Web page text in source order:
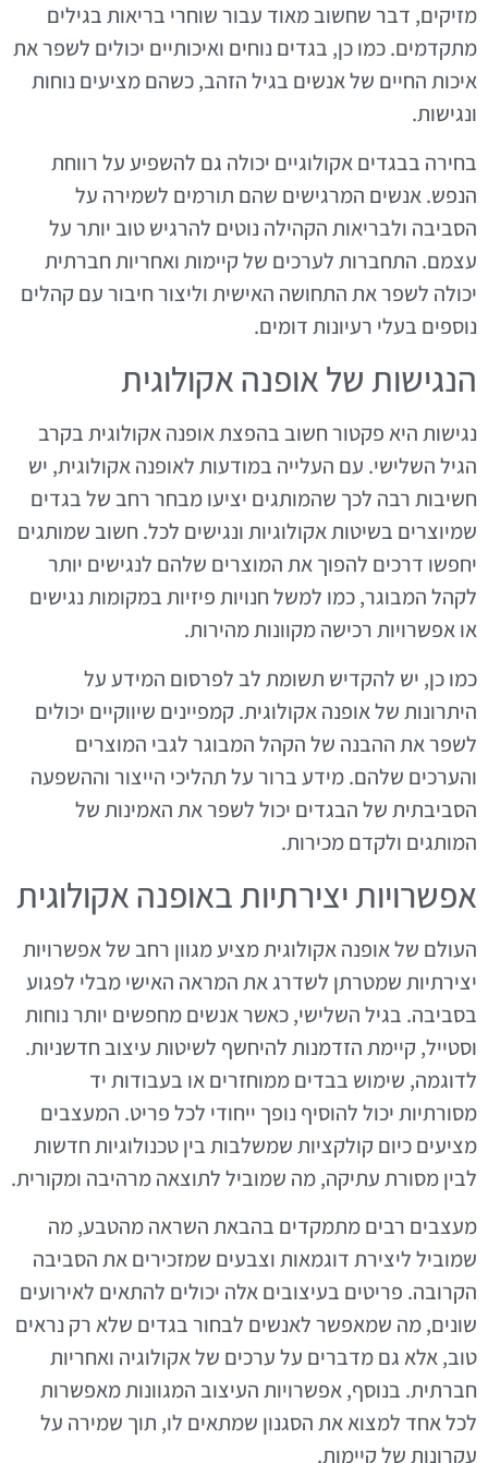
מזיקים, דבר שחשוב מאוד עבור שוחרי בריאות בגילים
מתקדמים. כמו כן, בגדים נוחים ואיכותיים יכולים לשפר את
איכות החיים של אנשים בגיל הזהב, כשהם מציעים נוחות
ונגישות.
בחירה בבגדים אקולוגיים יכולה גם להשפיע על רווחת
הנפש. אנשים המרגישים שהם תורמים לשמירה על
הסביבה ולבריאות הקהילה נוטים להרגיש טוב יותר על
עצמם. התחברות לערכים של קיימות ואחריות חברתית
יכולה לשפר את התחושה האישית וליצור חיבור עם קהלים
נוספים בעלי רעיונות דומים.
הנגישות של אופנה אקולוגית
נגישות היא פקטור חשוב בהפצת אופנה אקולוגית בקרב
הגיל השלישי. עם העלייה במודעות לאופנה אקולוגית, יש
חשיבות רבה לכך שהמותגים יציעו מבחר רחב של בגדים
שמיוצרים בשיטות אקולוגיות ונגישים לכל. חשוב שמותגים
יחפשו דרכים להפוך את המוצרים שלהם לנגישים יותר
לקהל המבוגר, כמו למשל חנויות פיזיות במקומות נגישים
או אפשרויות רכישה מקוונות מהירות.
כמו כן, יש להקדיש תשומת לב לפרסום המידע על
היתרונות של אופנה אקולוגית. קמפיינים שיווקיים יכולים
לשפר את ההבנה של הקהל המבוגר לגבי המוצרים
והערכים שלהם. מידע ברור על תהליכי הייצור וההשפעה
הסביבתית של הבגדים יכול לשפר את האמינות של
המותגים ולקדם מכירות.
אפשרויות יצירתיות באופנה אקולוגית
העולם של אופנה אקולוגית מציע מגוון רחב של אפשרויות
יצירתיות שמטרתן לשדרג את המראה האישי מבלי לפגוע
בסביבה. בגיל השלישי, כאשר אנשים מחפשים יותר נוחות
וסטייל, קיימת הזדמנות להיחשף לשיטות עיצוב חדשניות.
לדוגמה, שימוש בבדים ממוחזרים או בעבודות יד
מסורתיות יכול להוסיף נופך ייחודי לכל פריט. המעצבים
מציעים כיום קולקציות שמשלבות בין טכנולוגיות חדשות
לבין מסורת עתיקה, מה שמוביל לתוצאה מרהיבה ומקורית.
מעצבים רבים מתמקדים בהבאת השראה מהטבע, מה
שמוביל ליצירת דוגמאות וצבעים שמזכירים את הסביבה
הקרובה. פריטים בעיצובים אלה יכולים להתאים לאירועים
שונים, מה שמאפשר לאנשים לבחור בגדים שלא רק נראים
טוב, אלא גם מדברים על ערכים של אקולוגיה ואחריות
חברתית. בנוסף, אפשרויות העיצוב המגוונות מאפשרות
לכל אחד למצוא את הסגנון שמתאים לו, תוך שמירה על
עקרונות של קיימות.